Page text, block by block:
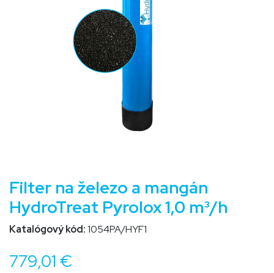
Filter na železo a mangán
HydroTreat Pyrolox 1,0 m³/h
Katalógový kód:1054PA/HYF1
779,01 €